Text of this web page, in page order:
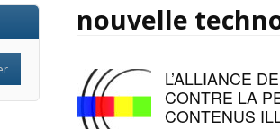
nouvelle
L’ALLIANCE
CONTRE LA
CONTENUS